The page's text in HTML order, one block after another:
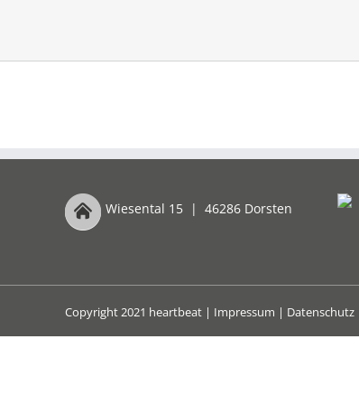
Wiesental 15 | 46286 Dorsten
Copyright 2021 heartbeat | Impressum | Datenschutz